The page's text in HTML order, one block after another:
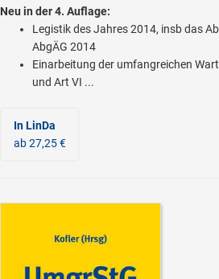
Neu in der 4. Auflage:
Legistik des Jahres 2014, insb das
AbgÄG 2014
Einarbeitung der umfangreichen
und Art VI ...
In LinDa
ab 27,25 €